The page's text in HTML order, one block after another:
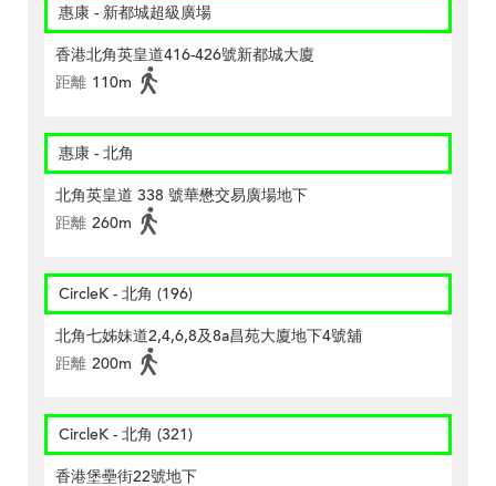
惠康 - 新都城超級廣場
香港北角英皇道416-426號新都城大廈
距離 110m
惠康 - 北角
北角英皇道 338 號華懋交易廣場地下
距離 260m
CircleK - 北角 (196)
北角七姊妹道2,4,6,8及8a昌苑大廈地下4號舖
距離 200m
CircleK - 北角 (321)
香港堡壘街22號地下